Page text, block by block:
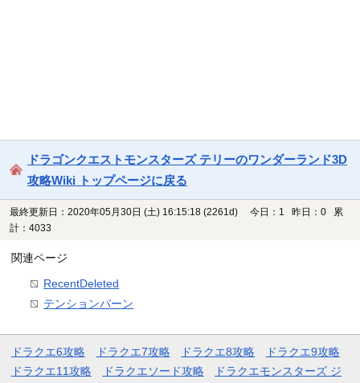
ドラゴンクエストモンスターズ テリーのワンダーランド3D
攻略Wiki トップページに戻る
最終更新日：2020年05月30日 (土) 16:15:18 (2261d)
今日：1 昨日：0 累
計：4033
関連ページ
RecentDeleted
テンションバーン
ドラクエ6攻略 ドラクエ7攻略 ドラクエ8攻略
ドラクエ9攻略
ドラクエ11攻略
ドラクエソード攻略 ドラクエモンスターズ ジ